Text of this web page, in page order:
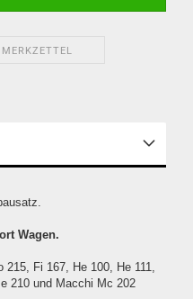
Wagen.
Fi 167, He 100, He 111,
210 und Macchi Mc 202